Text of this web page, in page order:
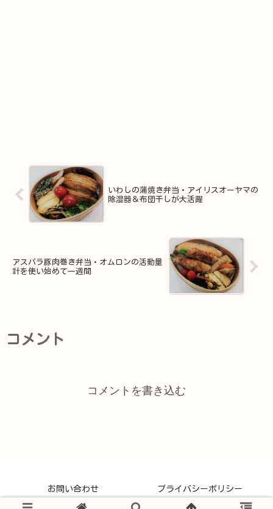
いわしの蒲焼き弁当・アイリスオーヤマの
除湿器＆布団干しが大活躍
アスパラ豚肉巻き弁当・オムロンの活動量
計を使い始めて一週間
コメント
コメントを書き込む
お問い合わせ プライバシーポリシー